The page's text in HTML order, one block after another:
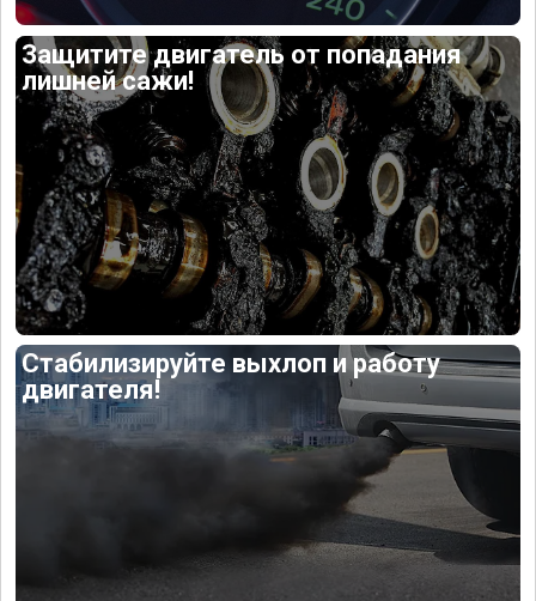
Защитите двигатель от попадания
лишней сажи!
Стабилизируйте выхлоп и работу
двигателя!